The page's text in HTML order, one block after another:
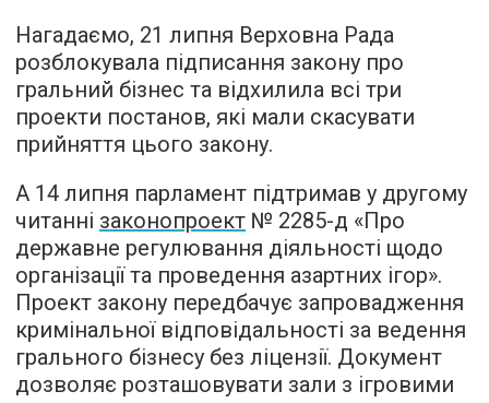
Нагадаємо, 21 липня Верховна Рада
розблокувала підписання закону про
гральний бізнес та відхилила всі три
проекти постанов, які мали скасувати
прийняття цього закону.
А 14 липня парламент підтримав у другому
читанні законопроект № 2285-д «Про
державне регулювання діяльності щодо
організації та проведення азартних ігор».
Проект закону передбачує запровадження
кримінальної відповідальності за ведення
грального бізнесу без ліцензії. Документ
дозволяє розташовувати зали з ігровими